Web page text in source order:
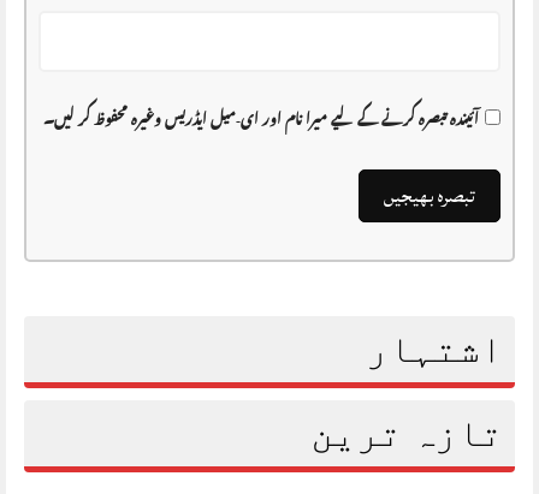
آئیندہ تبصرہ کرنے کے لیے میرا نام اور ای-میل ایڈریس وغیرہ محفوظ کر لیں۔
اشتہار
تازہ ترین